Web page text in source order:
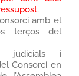
amb el
terços del
judicials i
Consorci en